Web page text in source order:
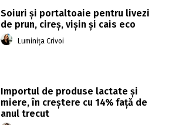
Soiuri și portaltoaie pentru livezi
de prun, cireș, vișin și cais eco
Luminița Crivoi
Importul de produse lactate şi
miere, în creștere cu 14% față de
anul trecut